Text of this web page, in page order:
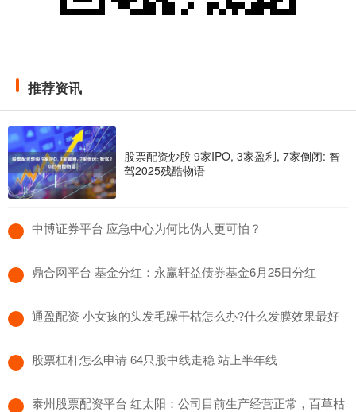
推荐资讯
股票配资炒股 9家IPO, 3家盈利, 7家倒闭: 智
驾2025残酷物语
​中博证券平台 应急中心为何比伪人更可怕？
​鼎合网平台 基金分红：永赢轩益债券基金6月25日分红
​通盈配资 小女孩的头发毛躁干枯怎么办?什么发膜效果最好
​股票杠杆怎么申请 64只股中线走稳 站上半年线
​泰州股票配资平台 红太阳：公司目前生产经营正常，百草枯